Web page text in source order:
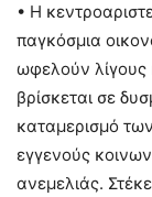
• Η
παγκόσμια
ωφελούν λίγους
βρίσκεται σε
καταμερισμό
εγγενούς
ανεμελιάς.